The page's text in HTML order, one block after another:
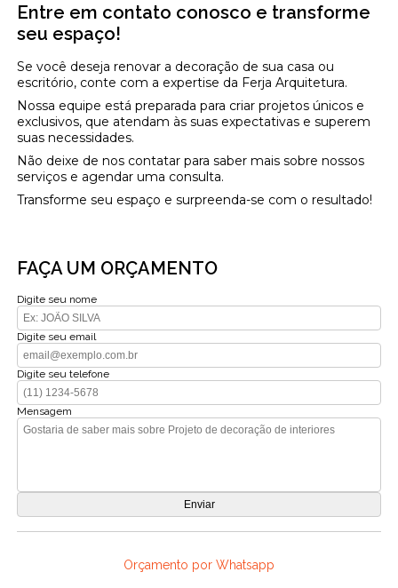
Entre em contato conosco e transforme
seu espaço!
Se você deseja renovar a decoração de sua casa ou
escritório, conte com a expertise da Ferja Arquitetura.
Nossa equipe está preparada para criar projetos únicos e
exclusivos, que atendam às suas expectativas e superem
suas necessidades.
Não deixe de nos contatar para saber mais sobre nossos
serviços e agendar uma consulta.
Transforme seu espaço e surpreenda-se com o resultado!
FAÇA UM ORÇAMENTO
Digite seu nome
Digite seu email
Digite seu telefone
Mensagem
Orçamento por Whatsapp